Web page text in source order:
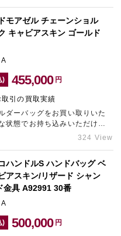
モアゼル チェーンショル
キャビアスキン ゴールド
) 455,000 円
引の買取実績
ダーバッグをお買い取りいた
状態でお持ち込みいただけた
。シャネルのバッグは世界的
324 View
ハンドルS ハンドバッグ ベ
アスキン/リザード シャン
金具 A92991 30番
) 500,000 円